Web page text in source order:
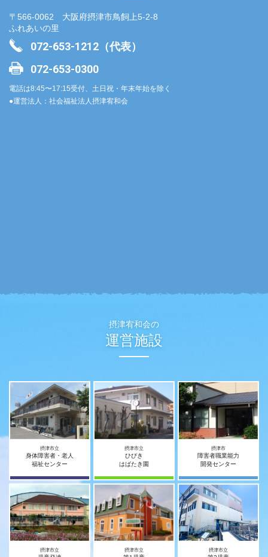
〒566-0062 大阪府摂津市鳥飼上5-2-8
ふれあいの里
072-653-1212（代表）
072-653-0300
電話は8:45〜17:15受付、土日祝・年末年始を除く
●運営法人：社会福祉法人摂津宥和会
摂津宥和会の
運営施設
摂津市立
身体障害者・老人
福祉センター
摂津市立
ひびき
はばたき園
摂津市
障害者職業能力
開発センター
摂津市立 摂津市立 摂津市立